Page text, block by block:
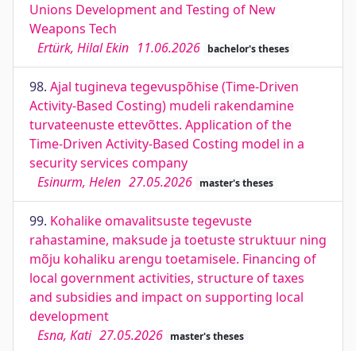
Unions Development and Testing of New
Weapons Tech
Ertürk, Hilal Ekin 11.06.2026 bachelor's theses
98. Ajal tugineva tegevuspõhise (Time-Driven
Activity-Based Costing) mudeli rakendamine
turvateenuste ettevõttes. Application of the
Time-Driven Activity-Based Costing model in a
security services company
Esinurm, Helen 27.05.2026 master's theses
99. Kohalike omavalitsuste tegevuste
rahastamine, maksude ja toetuste struktuur ning
mõju kohaliku arengu toetamisele. Financing of
local government activities, structure of taxes
and subsidies and impact on supporting local
development
Esna, Kati 27.05.2026 master's theses